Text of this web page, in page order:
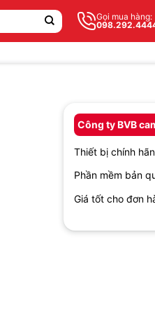
Gọi mua hàng:
Công ty BVB
Thiết bị chính
Phần mềm bản
Giá tốt cho đơn